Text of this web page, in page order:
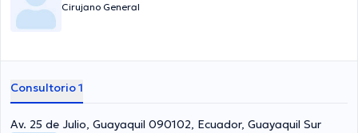
Cirujano General
Consultorio 1
Av. 25 de Julio, Guayaquil 090102, Ecuador, Guayaquil Sur